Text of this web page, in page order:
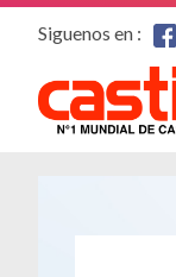
Siguenos en :